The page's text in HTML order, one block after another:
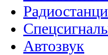
Автозвук